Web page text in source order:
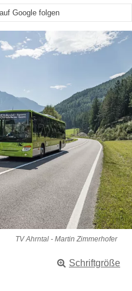
Google folgen
TV Ahrntal - Martin Zimmerhofer
Schriftgröße